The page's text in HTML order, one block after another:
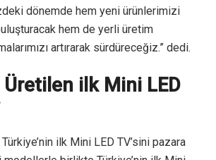
dönemde hem yeni ürünlerimizi
hem de yerli üretim
artırarak sürdüreceğiz.” dedi.
Üretilen ilk Mini LED
ilk Mini LED TV’sini pazara